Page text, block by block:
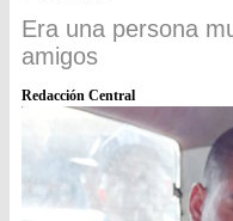
Era una persona
amigos
Redacción Central